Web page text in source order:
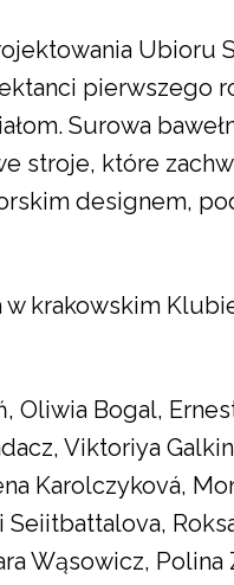
pierwszego
Surowa
stroje, które
designem,
w krakowskim
Oliwia Bogal,
Viktoriya
Karolczyková,
Wąsowicz, Polina